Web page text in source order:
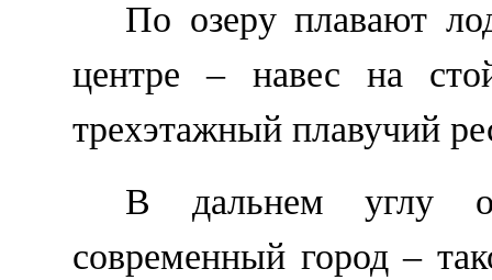
По озеру плавают
центре – навес на
трехэтажный плавучий
В дальнем углу
современный город –